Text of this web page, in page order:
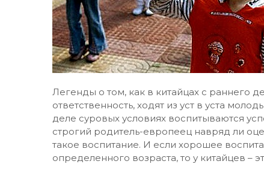
Легенды о том, как в китайцах с раннего
ответственность, ходят из уст в уста
деле суровых условиях воспитываются
строгий родитель-европеец навряд ли
такое воспитание. И если хорошее
определенного возраста, то у китайцев –